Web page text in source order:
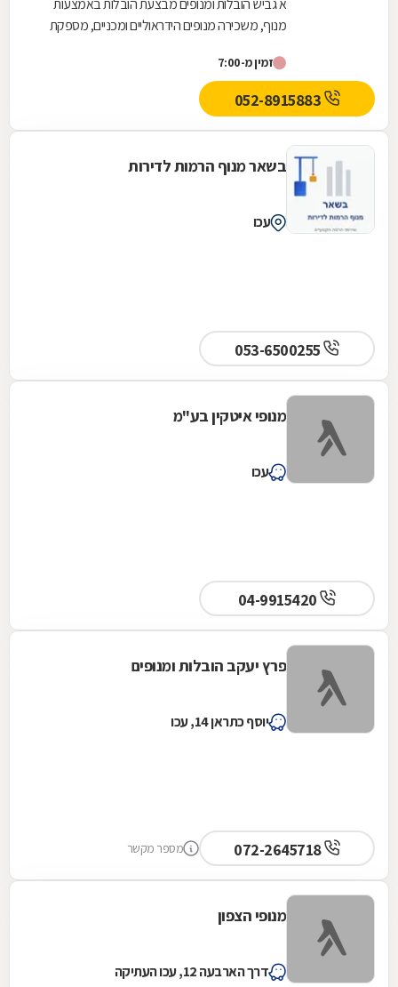
א גביש הובלות ומנופים מבצעת הובלות באמצעות
מנוף, משכירה מנופים הידראוליים ומכניים, מספקת
החברה...
זמין מ-7:00
בשאר מנוף הרמות לדירות
עכו
מנופי איטקין בע"מ
עכו
04-9915420
פרץ יעקב הובלות ומנופים
יוסף כתראן 14, עכו
072-2645718 מספר מקשר
מנופי הצפון
דרך הארבעה 12, עכו העתיקה